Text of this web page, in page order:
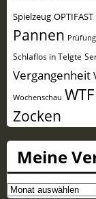
Spielzeug OPTIFAST
Pannen Prüfung
Schlaflos in Telgte
Vergangenheit
Wochenschau WTF
Zocken
Meine
Meine